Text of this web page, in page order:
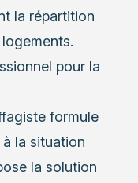
la répartition
pour la
formule
à la situation
la solution